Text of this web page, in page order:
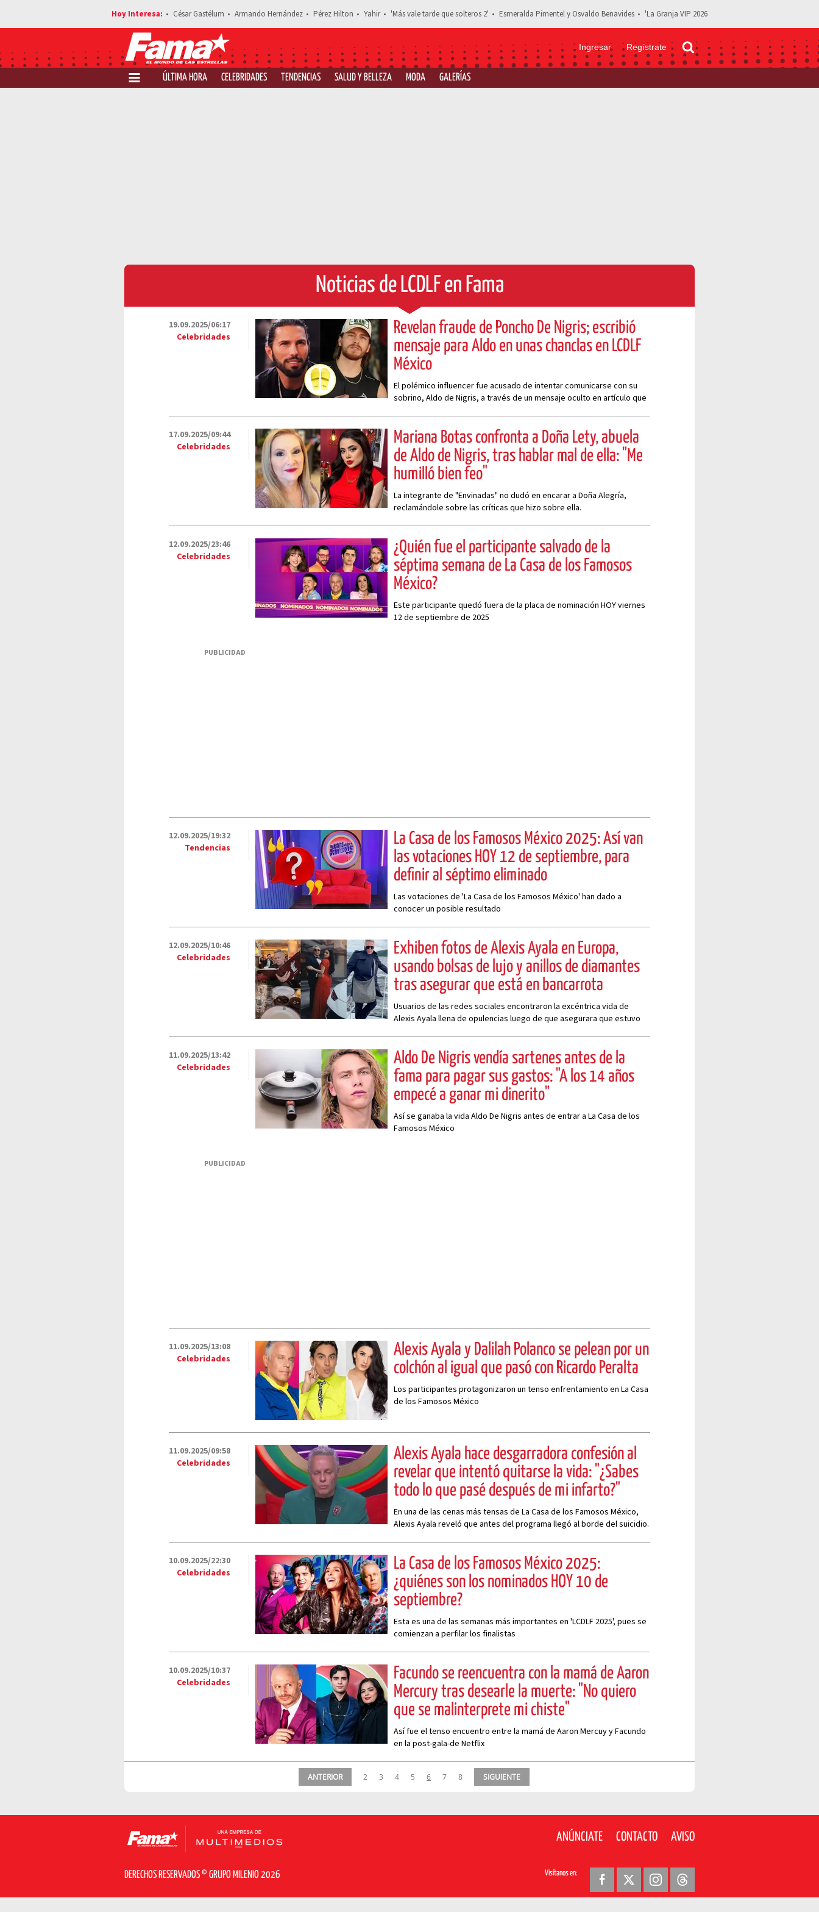
César Gastélum Armando Hernández Pérez Hilton Yahir 'Más vale tarde que solteros 2' Esmeralda Pimentel y Osvaldo Benavides 'La Granja VIP 2026
Ingresar Regístrate
ÚLTIMA HORA CELEBRIDADES TENDENCIAS SALUD Y BELLEZA MODA GALERÍAS
Noticias de LCDLF en Fama
19.09.2025/06:17
Celebridades
Revelan fraude de Poncho De Nigris; escribió
mensaje para Aldo en unas chanclas en LCDLF
México
El polémico influencer fue acusado de intentar comunicarse con su
sobrino, Aldo de Nigris, a través de un mensaje oculto en artículo que
17.09.2025/09:44
Celebridades
Mariana Botas confronta a Doña Lety, abuela
de Aldo de Nigris, tras hablar mal de ella: "Me
humilló bien feo"
La integrante de "Envinadas" no dudó en encarar a Doña Alegría,
reclamándole sobre las críticas que hizo sobre ella.
12.09.2025/23:46
Celebridades
¿Quién fue el participante salvado de la
séptima semana de La Casa de los Famosos
México?
Este participante quedó fuera de la placa de nominación HOY viernes
12 de septiembre de 2025
PUBLICIDAD
12.09.2025/19:32
Tendencias
La Casa de los Famosos México 2025: Así van
las votaciones HOY 12 de septiembre, para
definir al séptimo eliminado
Las votaciones de 'La Casa de los Famosos México' han dado a
conocer un posible resultado
12.09.2025/10:46
Celebridades
Exhiben fotos de Alexis Ayala en Europa,
usando bolsas de lujo y anillos de diamantes
tras asegurar que está en bancarrota
Usuarios de las redes sociales encontraron la excéntrica vida de
Alexis Ayala llena de opulencias luego de que asegurara que estuvo
11.09.2025/13:42
Celebridades
Aldo De Nigris vendía sartenes antes de la
fama para pagar sus gastos: "A los 14 años
empecé a ganar mi dinerito"
Así se ganaba la vida Aldo De Nigris antes de entrar a La Casa de los
Famosos México
PUBLICIDAD
11.09.2025/13:08
Celebridades
Alexis Ayala y Dalilah Polanco se pelean por un
colchón al igual que pasó con Ricardo Peralta
Los participantes protagonizaron un tenso enfrentamiento en La Casa
de los Famosos México
11.09.2025/09:58
Celebridades
Alexis Ayala hace desgarradora confesión al
revelar que intentó quitarse la vida: "¿Sabes
todo lo que pasé después de mi infarto?"
En una de las cenas más tensas de La Casa de los Famosos México,
Alexis Ayala reveló que antes del programa llegó al borde del suicidio.
10.09.2025/22:30
Celebridades
La Casa de los Famosos México 2025:
¿quiénes son los nominados HOY 10 de
septiembre?
Esta es una de las semanas más importantes en 'LCDLF 2025', pues se
comienzan a perfilar los finalistas
10.09.2025/10:37
Celebridades
Facundo se reencuentra con la mamá de Aaron
Mercury tras desearle la muerte: "No quiero
que se malinterprete mi chiste"
Así fue el tenso encuentro entre la mamá de Aaron Mercuy y Facundo
en la post-gala-de Netflix
ANTERIOR 2 3 4 5 6 7 8 SIGUIENTE
ANÚNCIATE CONTACTO AVISO
Visítanos en:
DERECHOS RESERVADOS © GRUPO MILENIO 2026